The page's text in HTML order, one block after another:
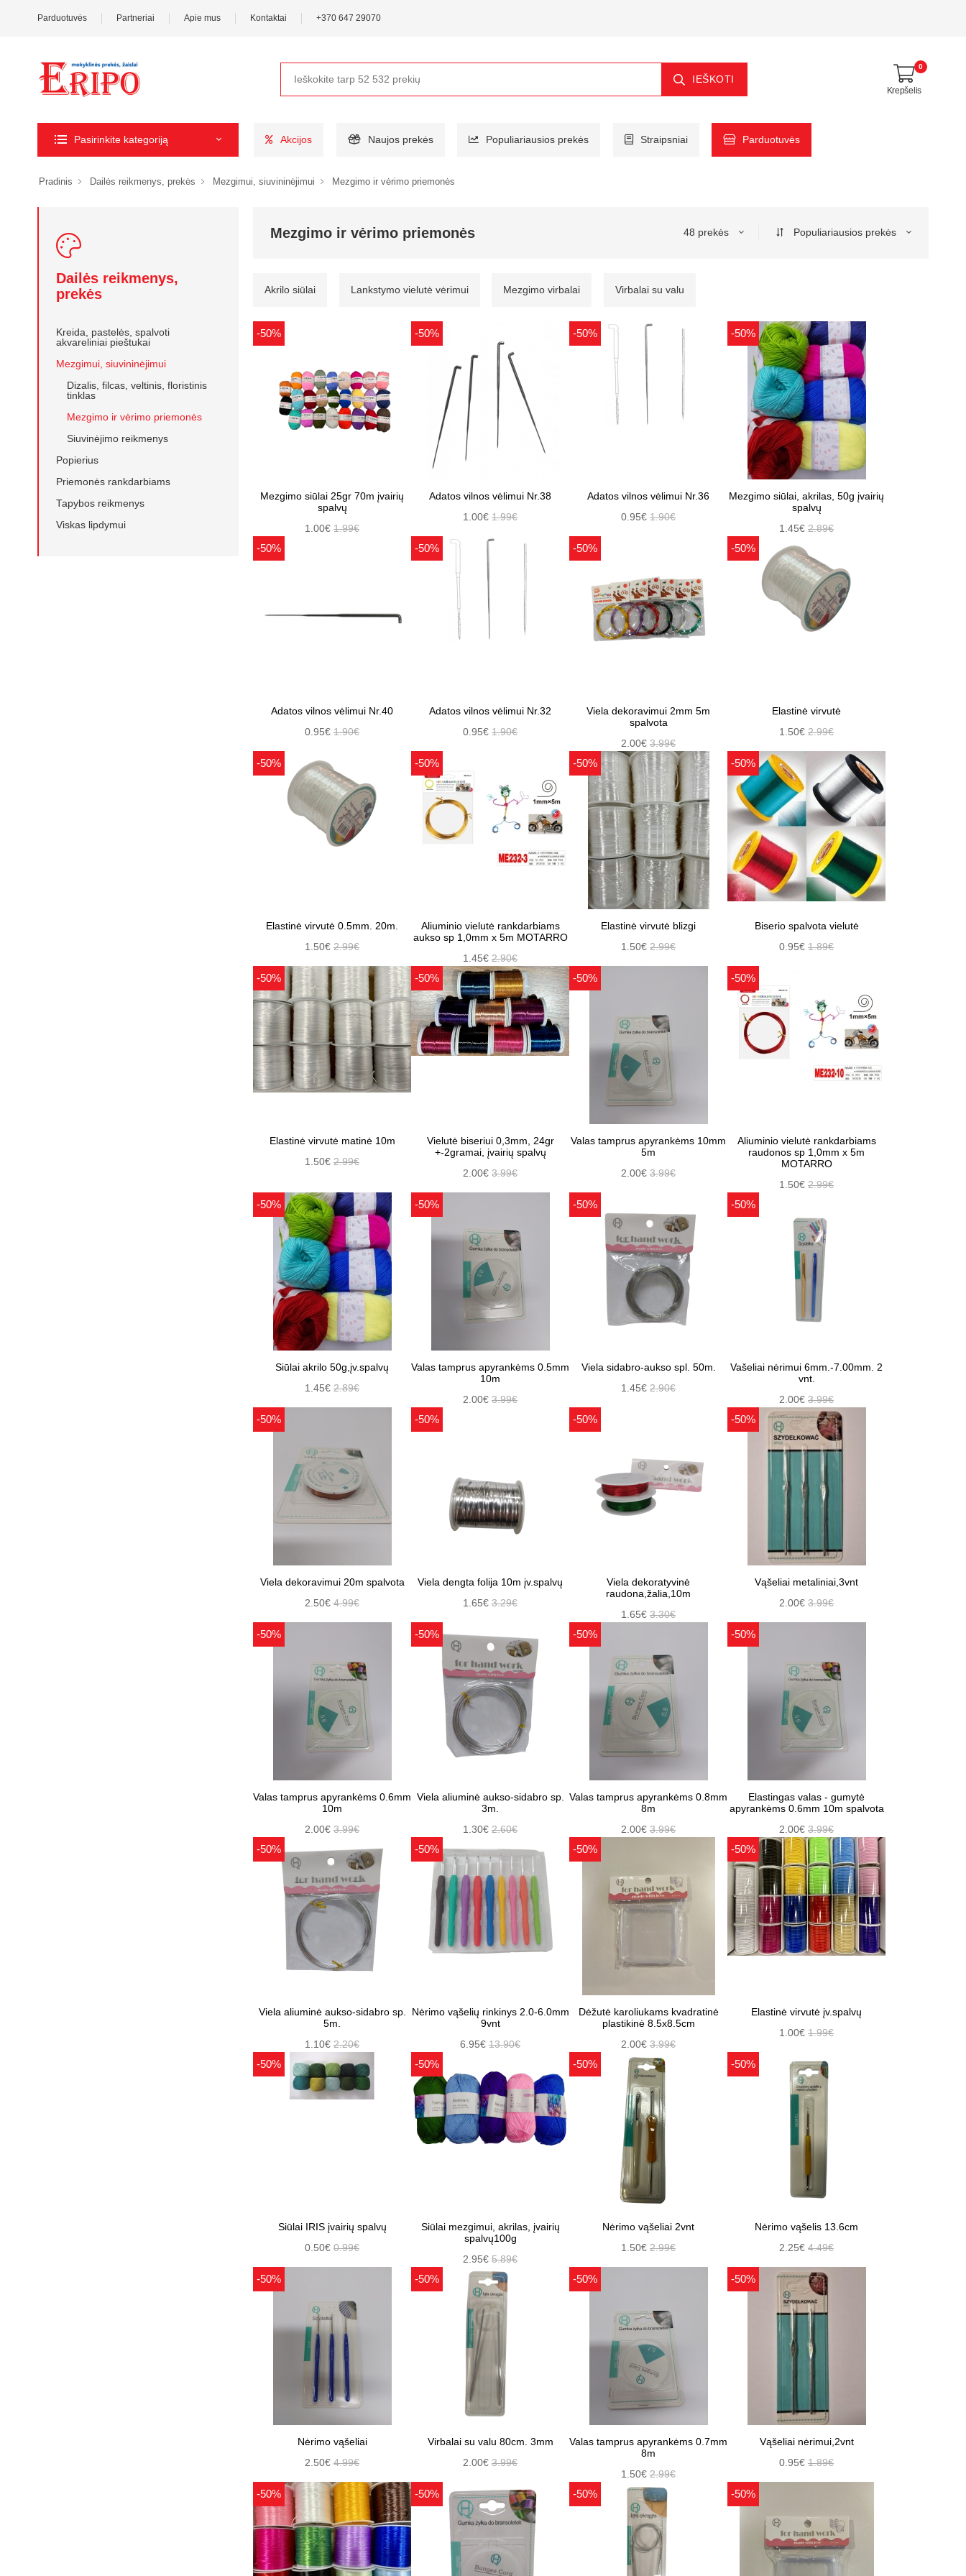
Parduotuvės Partneriai Apie mus Kontaktai +370 647 29070
IEŠKOTI
0
Krepšelis
Pasirinkite kategoriją Akcijos Naujos prekės Populiariausios prekės Straipsniai Parduotuvės
Pradinis Dailės reikmenys, prekės Mezgimui, siuvininėjimui Mezgimo ir vėrimo priemonės
Dailės reikmenys,
prekės
Kreida, pastelės, spalvoti
akvareliniai pieštukai
Mezgimui, siuvininėjimui
Dizalis, filcas, veltinis, floristinis
tinklas
Mezgimo ir vėrimo priemonės
Siuvinėjimo reikmenys
Popierius
Priemonės rankdarbiams
Tapybos reikmenys
Viskas lipdymui
Mezgimo ir vėrimo priemonės 48 prekės Populiariausios prekės
Akrilo siūlai Lankstymo vielutė vėrimui Mezgimo virbalai Virbalai su valu
-50%
Mezgimo siūlai 25gr 70m įvairių
spalvų
1.00€ 1.99€
-50%
Adatos vilnos vėlimui Nr.38
1.00€ 1.99€
-50%
Adatos vilnos vėlimui Nr.36
0.95€ 1.90€
-50%
Mezgimo siūlai, akrilas, 50g įvairių
spalvų
1.45€ 2.89€
-50%
Adatos vilnos vėlimui Nr.40
0.95€ 1.90€
-50%
Adatos vilnos vėlimui Nr.32
0.95€ 1.90€
-50%
Viela dekoravimui 2mm 5m
spalvota
2.00€ 3.99€
-50%
Elastinė virvutė
1.50€ 2.99€
-50%
Elastinė virvutė 0.5mm. 20m.
1.50€ 2.99€
-50%
Aliuminio vielutė rankdarbiams
aukso sp 1,0mm x 5m MOTARRO
1.45€ 2.90€
-50%
Elastinė virvutė blizgi
1.50€ 2.99€
-50%
Biserio spalvota vielutė
0.95€ 1.89€
-50%
Elastinė virvutė matinė 10m
1.50€ 2.99€
-50%
Vielutė biseriui 0,3mm, 24gr
+-2gramai, įvairių spalvų
2.00€ 3.99€
-50%
Valas tamprus apyrankėms 10mm
5m
2.00€ 3.99€
-50%
Aliuminio vielutė rankdarbiams
raudonos sp 1,0mm x 5m
MOTARRO
1.50€ 2.99€
-50%
Siūlai akrilo 50g,įv.spalvų
1.45€ 2.89€
-50%
Valas tamprus apyrankėms 0.5mm
10m
2.00€ 3.99€
-50%
Viela sidabro-aukso spl. 50m.
1.45€ 2.90€
-50%
Vašeliai nėrimui 6mm.-7.00mm. 2
vnt.
2.00€ 3.99€
-50%
Viela dekoravimui 20m spalvota
2.50€ 4.99€
-50%
Viela dengta folija 10m įv.spalvų
1.65€ 3.29€
-50%
Viela dekoratyvinė
raudona,žalia,10m
1.65€ 3.30€
-50%
Vąšeliai metaliniai,3vnt
2.00€ 3.99€
-50%
Valas tamprus apyrankėms 0.6mm
10m
2.00€ 3.99€
-50%
Viela aliuminė aukso-sidabro sp.
3m.
1.30€ 2.60€
-50%
Valas tamprus apyrankėms 0.8mm
8m
2.00€ 3.99€
-50%
Elastingas valas - gumytė
apyrankėms 0.6mm 10m spalvota
2.00€ 3.99€
-50%
Viela aliuminė aukso-sidabro sp.
5m.
1.10€ 2.20€
-50%
Nėrimo vąšelių rinkinys 2.0-6.0mm
9vnt
6.95€ 13.90€
-50%
Dėžutė karoliukams kvadratinė
plastikinė 8.5x8.5cm
2.00€ 3.99€
-50%
Elastinė virvutė įv.spalvų
1.00€ 1.99€
-50%
Siūlai IRIS įvairių spalvų
0.50€ 0.99€
-50%
Siūlai mezgimui, akrilas, įvairių
spalvų100g
2.95€ 5.89€
-50%
Nėrimo vąšeliai 2vnt
1.50€ 2.99€
-50%
Nėrimo vąšelis 13.6cm
2.25€ 4.49€
-50%
Nėrimo vąšeliai
2.50€ 4.99€
-50%
Virbalai su valu 80cm. 3mm
2.00€ 3.99€
-50%
Valas tamprus apyrankėms 0.7mm
8m
1.50€ 2.99€
-50%
Vąšeliai nėrimui,2vnt
0.95€ 1.89€
-50% -50% -50% -50%